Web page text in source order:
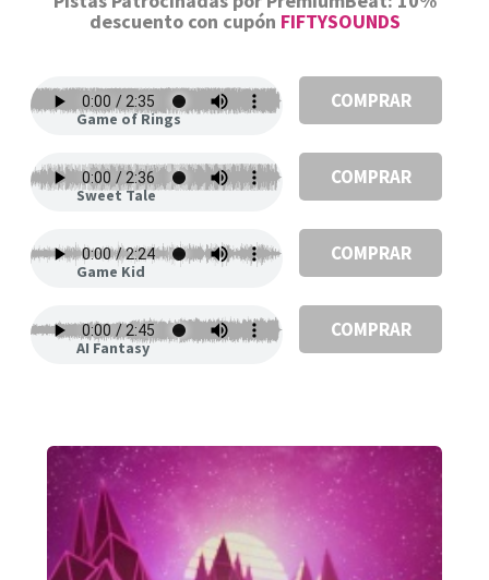
descuento con cupón FIFTYSOUNDS
Game of Rings
COMPRAR
Sweet Tale
COMPRAR
Game Kid
COMPRAR
AI Fantasy
COMPRAR